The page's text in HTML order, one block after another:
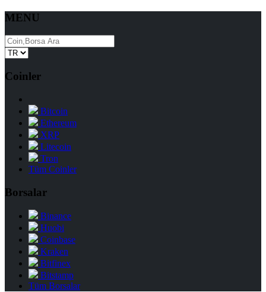
MENU
Coinler
Bitcoin
Ethereum
XRP
Litecoin
Tron
Tüm Coinler
Borsalar
Binance
Huobi
Coinbase
Kraken
Bitfinex
Bitstamp
Tüm Borsalar